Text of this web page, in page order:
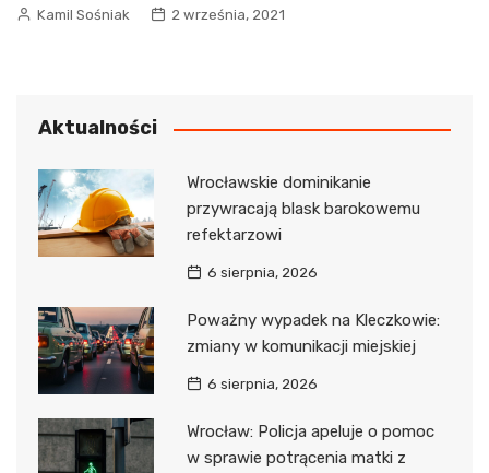
Kamil Sośniak 2 września, 2021
Aktualności
Wrocławskie dominikanie
przywracają blask barokowemu
refektarzowi
6 sierpnia, 2026
Poważny wypadek na Kleczkowie:
zmiany w komunikacji miejskiej
6 sierpnia, 2026
Wrocław: Policja apeluje o pomoc
w sprawie potrącenia matki z